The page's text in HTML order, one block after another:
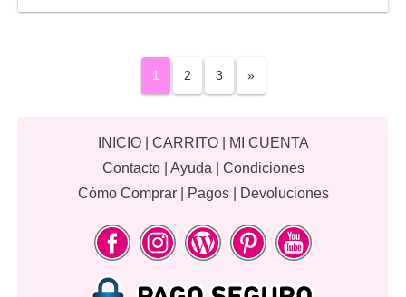
1 2 3 »
INICIO| CARRITO|
MI CUENTA
Contacto| Ayuda
Condiciones
Cómo Comprar| Pagos| Devoluciones